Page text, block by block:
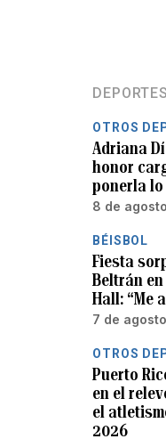
DEPORTES
OTROS
Adriana
honor
ponerla lo
8 de
BÉISBOL
Fiesta
Beltrán
Hall: “Me
7 de
OTROS
Puerto
en el
el
2026